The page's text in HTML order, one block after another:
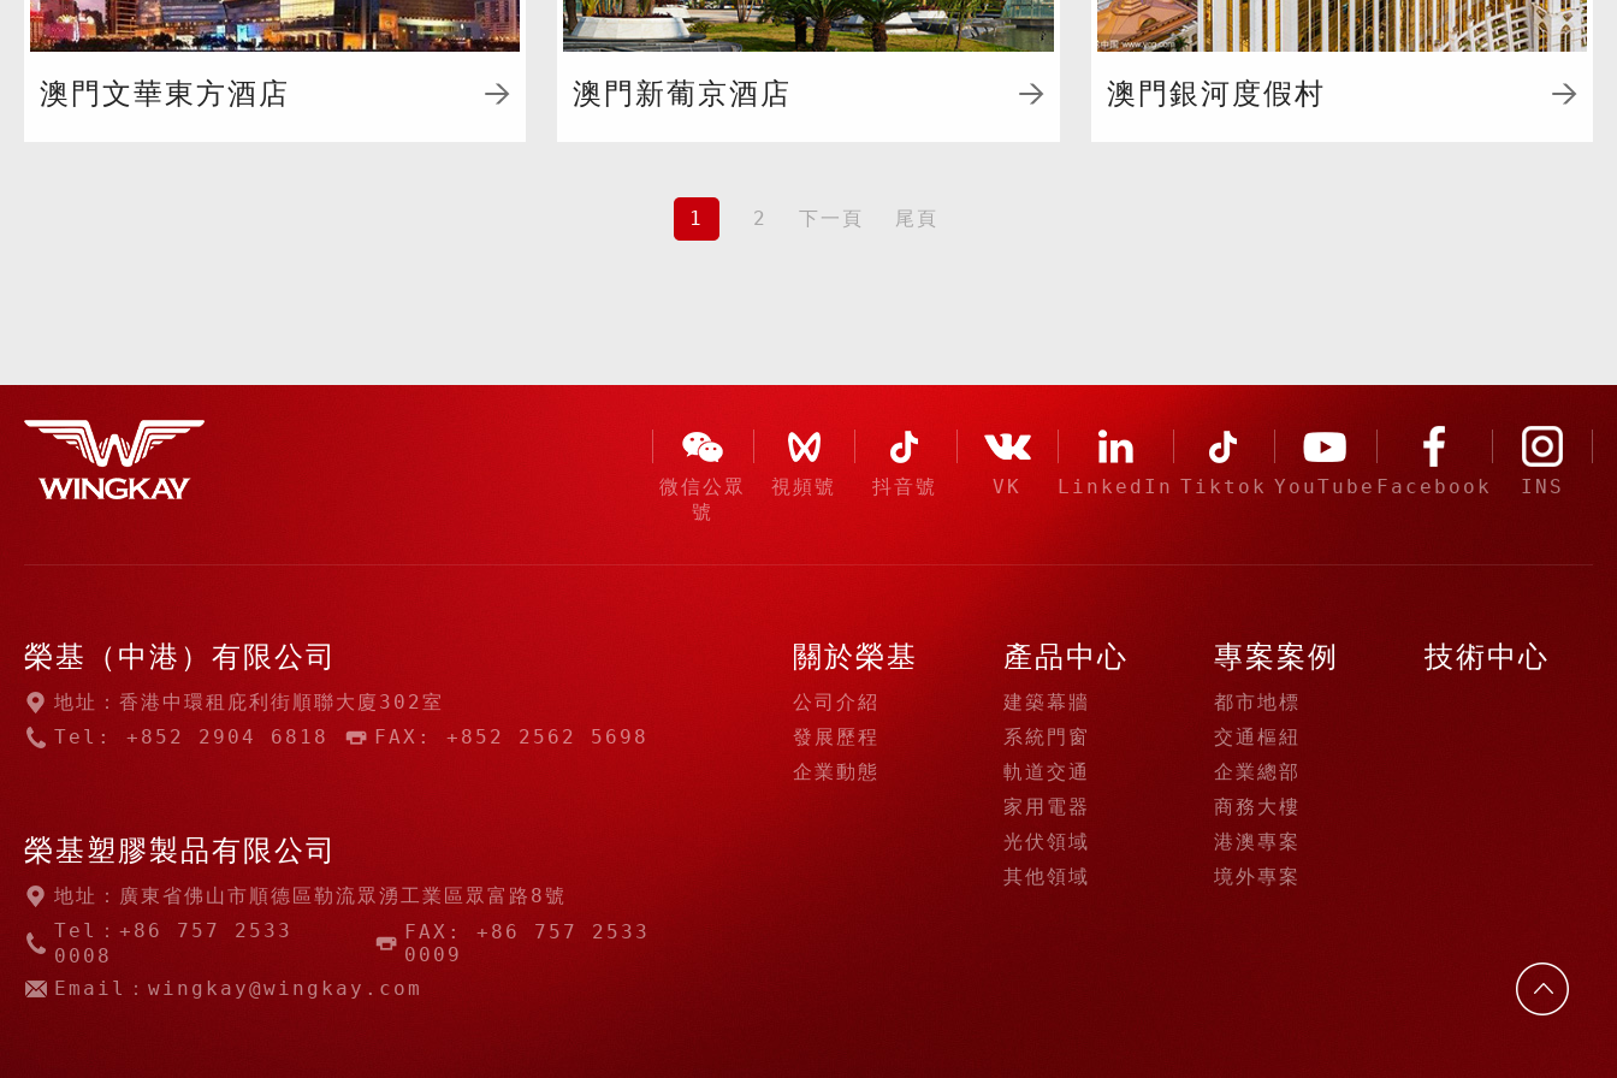
澳門文華東方酒店 澳門新葡京酒店 澳門銀河度假村
1 2 下一頁 尾頁
微信公眾
號
視頻號 抖音號 VK LinkedIn Tiktok YouTube Facebook INS
榮基（中港）有限公司
地址：香港中環租庇利街順聯大廈302室
Tel: +852 2904 6818
FAX: +852 2562 5698
榮基塑膠製品有限公司
地址：廣東省佛山市順德區勒流眾湧工業區眾富路8號
Tel：+86 757 2533
0008
FAX: +86 757 2533
0009
Email：wingkay@wingkay.com
關於榮基
公司介紹
發展歷程
企業動態
產品中心
建築幕牆
系統門窗
軌道交通
家用電器
光伏領域
其他領域
專案案例
都市地標
交通樞紐
企業總部
商務大樓
港澳專案
境外專案
技術中心